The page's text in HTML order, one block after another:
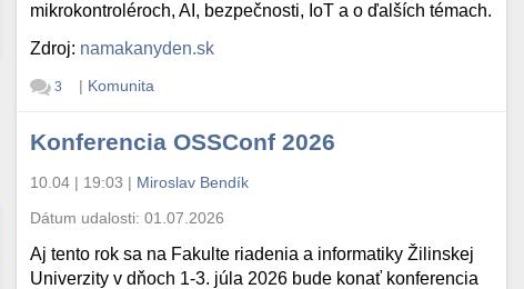
mikrokontroléroch, AI, bezpečnosti, IoT a o ďalších témach.
Zdroj: namakanyden.sk
3 | Komunita
Konferencia OSSConf 2026
10.04 | 19:03 | Miroslav Bendík
Dátum udalosti:01.07.2026
Aj tento rok sa na Fakulte riadenia a informatiky Žilinskej
Univerzity v dňoch 1-3. júla 2026 bude konať konferencia